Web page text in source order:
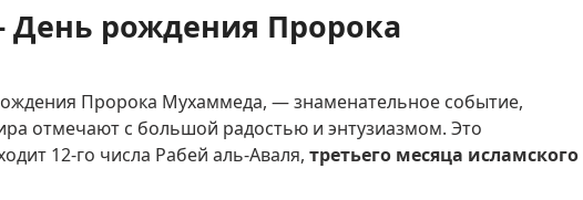
День рождения Пророка
Пророка Мухаммеда, — знаменательное событие,
отмечают с большой радостью и энтузиазмом. Это
12-го числа Рабей аль-Аваля, третьего месяца исламского